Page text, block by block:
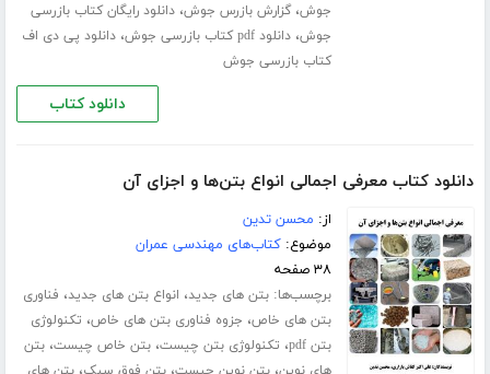
جوش،گزارش بازرس جوش،دانلود رایگان کتاب بازرسی
جوش،دانلود pdf کتاب بازرسی جوش ،دانلود پی دی اف
کتاب بازرسی جوش
دانلود کتاب
دانلود کتاب معرفی اجمالی انواع بتن‌ها و اجزای آن
از: محسن تدین
موضوع:کتاب‌های مهندسی عمران
۳۸ صفحه
برچسب‌ها:بتن های جدید، انواع بتن های جدید، فناوری
بتن های خاص، جزوه فناوری بتن های خاص، تکنولوژی
بتن pdf
، تکنولوژی بتن چیست،بتن خاص چیست،بتن